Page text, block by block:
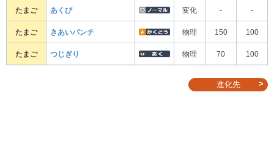
たまご あくび 変化 - -
たまご きあいパンチ 物理 150 100
たまご つじぎり 物理 70 100
進化先